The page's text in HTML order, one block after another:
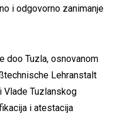
i odgovorno zanimanje
doo Tuzla, osnovanom
Lehranstalt
Vlade Tuzlanskog
i atestacija